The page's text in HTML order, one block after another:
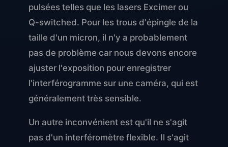
pulsées telles que les lasers Excimer ou
Q-switched. Pour les trous d'épingle de la
taille d'un micron, il n'y a probablement
pas de problème car nous devons encore
ajuster l'exposition pour enregistrer
l'interférogramme sur une caméra, qui est
généralement très sensible.
Un autre inconvénient est qu'il ne s'agit
pas d'un interféromètre flexible. Il s'agit